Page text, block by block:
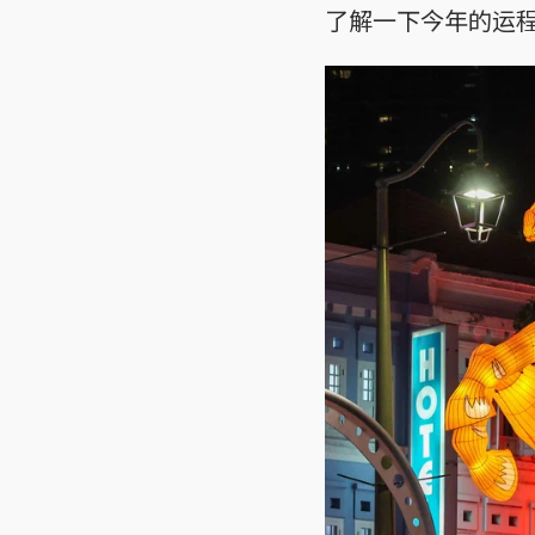
了解一下今年的运